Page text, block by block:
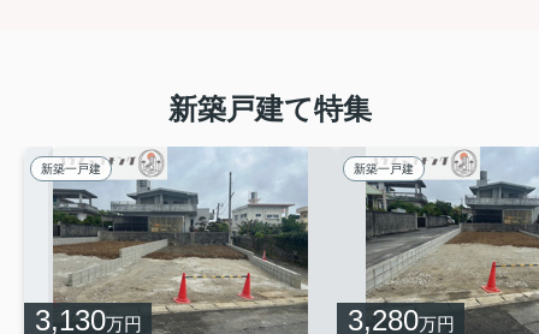
新築物件情報
リーブルガーデン南城市玉城前川（全２棟）の
ご案内
＼南城大城ICまで車で６分！南城市玉城前
川に新築戸建 誕生♪／
ローソンおきなわワールド前店まで徒歩４分✨
奥武ビーチまで車で９分（4.8ｋｍ）
新築戸建て特集
新築一戸建
3,130万円
新築一戸建
3,280万円